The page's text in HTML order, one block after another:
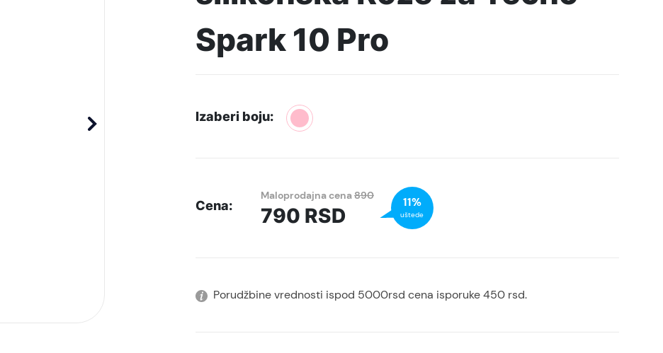
Spark 10 Pro
Izaberi boju:
Cena:
Maloprodajna cena890
790 RSD
11%
uštede
Porudžbine vrednosti ispod 5000rsd cena isporuke 450 rsd.